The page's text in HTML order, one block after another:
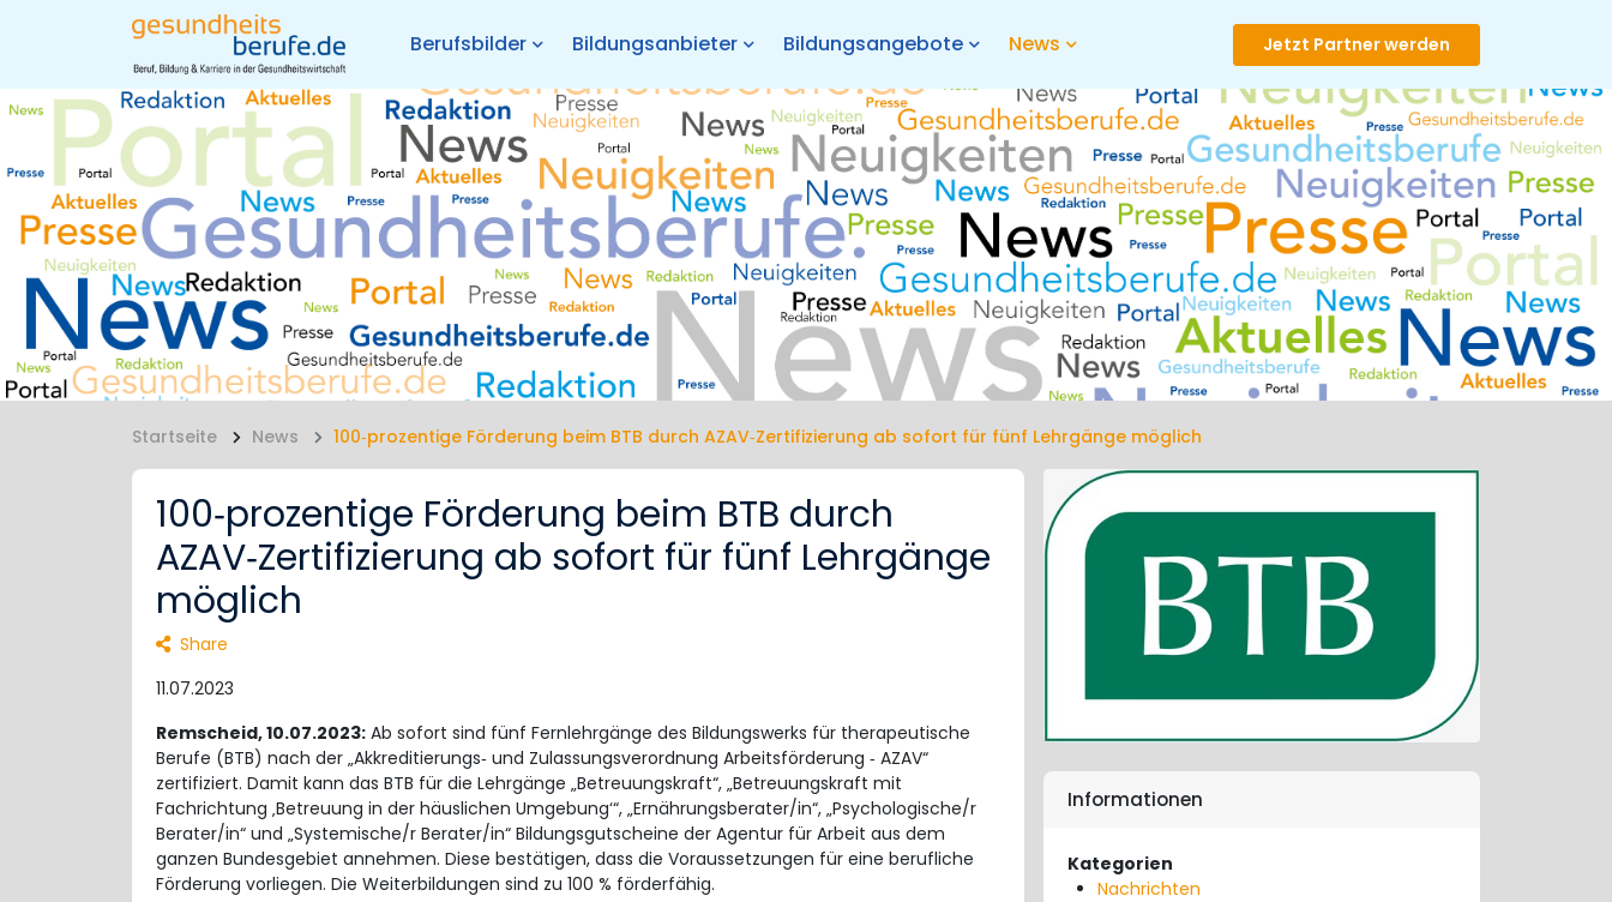
Berufsbilder Bildungsanbieter Bildungsangebote News Jetzt Partner werden
Startseite News 100‐prozentige Förderung beim BTB durch AZAV‐Zertifizierung ab sofort für fünf Lehrgänge möglich
100‐prozentige Förderung beim BTB durch
AZAV‐Zertifizierung ab sofort für fünf Lehrgänge
möglich
Share
11.07.2023
Remscheid, 10.07.2023: Ab sofort sind fünf Fernlehrgänge des Bildungswerks für therapeutische
Berufe (BTB) nach der „Akkreditierungs‐ und Zulassungsverordnung Arbeitsförderung ‐ AZAV“
zertifiziert. Damit kann das BTB für die Lehrgänge „Betreuungskraft“, „Betreuungskraft mit
Fachrichtung ‚Betreuung in der häuslichen Umgebung‘“, „Ernährungsberater/in“, „Psychologische/r
Berater/in“ und „Systemische/r Berater/in“ Bildungsgutscheine der Agentur für Arbeit aus dem
ganzen Bundesgebiet annehmen. Diese bestätigen, dass die Voraussetzungen für eine berufliche
Förderung vorliegen. Die Weiterbildungen sind zu 100 % förderfähig.
Informationen
Kategorien
Nachrichten